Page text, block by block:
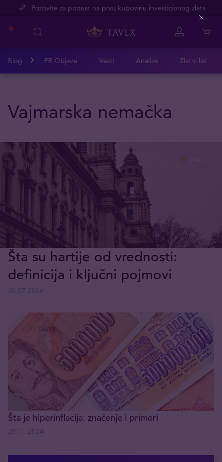
Pozovite za popust na prvu kupovinu investicionog zlata
Blog PR Objave Vesti Analize Zlatni list
Vajmarska nemačka
Šta su hartije od vrednosti:
definicija i ključni pojmovi
Šta je hiperinflacija: značenje i primeri
Close